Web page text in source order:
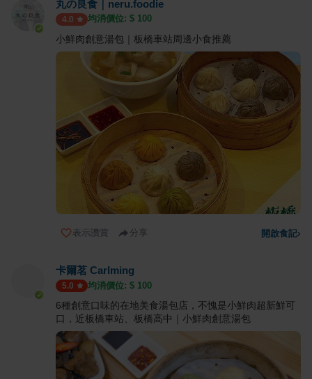
丸の良食｜neru.foodie
4.0 均消價位: $ 100
小鮮肉創意湯包｜板橋車站周邊小食推薦
表示讚賞 分享 開啟食記›
卡爾茗 Carlming
5.0 均消價位: $ 100
6種創意口味的在地美食湯包店，不愧是小鮮肉超新鮮可
口，近板橋車站、板橋高中｜小鮮肉創意湯包